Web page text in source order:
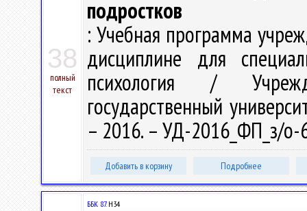
38
полный
текст
подростков
: Учебная программа
дисциплине для
психология /
государственный
– 2016. – УД-2016_ФП_з/
Добавить в корзину Подробнее
ББК 87.Н34